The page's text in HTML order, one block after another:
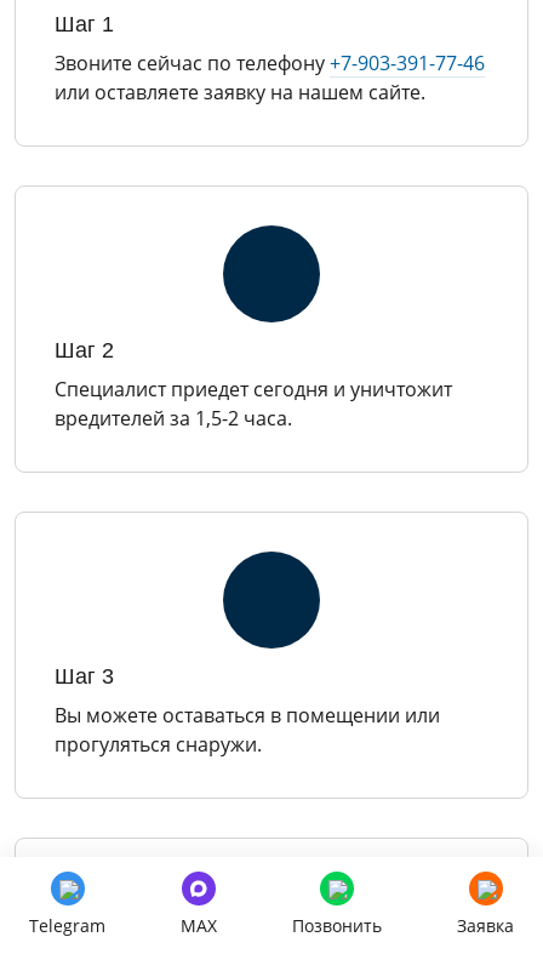
Шаг 1
Звоните сейчас по телефону+7-903-391-77-46
или оставляете заявку на нашем сайте.
Шаг 2
Специалист приедет сегодня и уничтожит
вредителей за 1,5-2 часа.
Шаг 3
Вы можете оставаться в помещении или
прогуляться снаружи.
Telegram MAX Позвонить Заявка